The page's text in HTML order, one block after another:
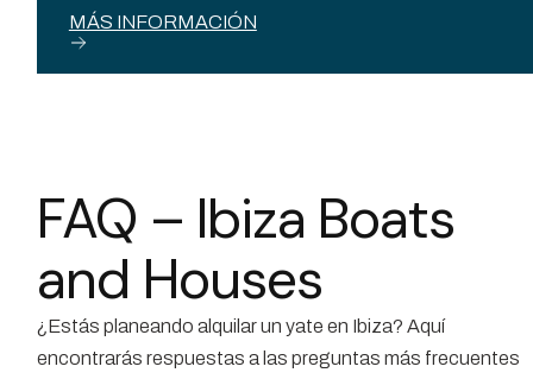
MÁS INFORMACIÓN
FAQ – Ibiza Boats
and Houses
¿Estás planeando alquilar un yate en Ibiza? Aquí
encontrarás respuestas a las preguntas más frecuentes